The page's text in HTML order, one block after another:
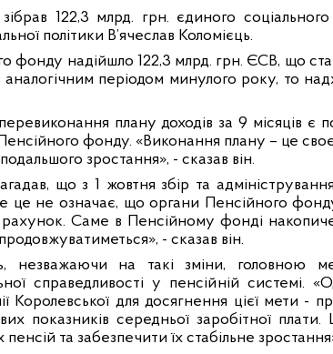
122,3 млрд. грн. єдиного
політики В’ячеслав Коломієць.
фонду надійшло 122,3 млрд. грн. ЄСВ, що
періодом минулого року, то
плану доходів за 9 місяців є
фонду. «Виконання плану – це
зростання», - сказав він.
що з 1 жовтня збір та
це не означає, що органи Пенсійного
рахунок. Саме в Пенсійному фонді
- сказав він.
незважаючи на такі зміни, головною
справедливості у пенсійній системі.
Королевської для досягнення цієї мети -
показників середньої заробітної
та забезпечити їх стабільне